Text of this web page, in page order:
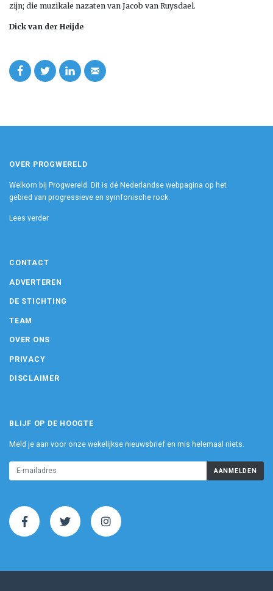
zijn; die muzikale nazaten van Jacob van Ruysdael.
Dick van der Heijde
OVER PROGWERELD
Welkom bij Progwereld. Dit is dé Nederlandse webpagina op het
gebied van progressieve en symfonische rock.
Lees verder
CONTACT
ADVERTEREN
DE STICHTING
TEAM
OVER ONS
PRIVACY
DISCLAIMER
BLIJF OP DE HOOGTE
Meld je aan voor onze wekelijkse nieuwsbrief en mis helemaal niets.
AANMELDEN